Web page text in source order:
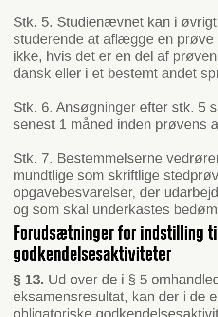
Stk. 5. Studienævnet kan i
studerende at aflægge en
ikke, hvis det er en del af
dansk eller i et bestemt andet
Stk. 6. Ansøgninger efter stk. 5
senest 1 måned inden prøvens
Stk. 7. Bestemmelserne
mundtlige som skriftlige
opgavebesvarelser, der
og som skal underkastes
Forudsætninger for indstilling
godkendelsesaktiviteter
§ 13. Ud over de i § 5
eksamensresultat, kan der i de
obligatoriske